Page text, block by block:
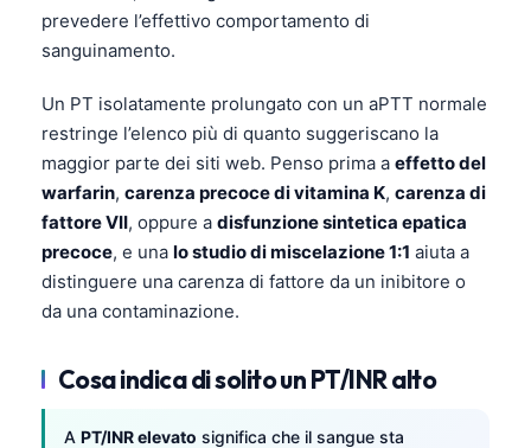
prevedere l’effettivo comportamento di
sanguinamento.
Un PT isolatamente prolungato con un aPTT normale
restringe l’elenco più di quanto suggeriscano la
maggior parte dei siti web. Penso prima a effetto del
warfarin, carenza precoce di vitamina K, carenza di
fattore VII, oppure a disfunzione sintetica epatica
precoce, e una lo studio di miscelazione 1:1 aiuta a
distinguere una carenza di fattore da un inibitore o
da una contaminazione.
Cosa indica di solito un PT/INR alto
A PT/INR elevato significa che il sangue sta